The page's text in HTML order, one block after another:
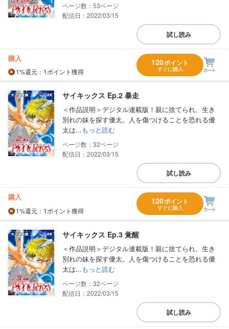
53
配信日：2022/03/15
試し読み
購入
1%還元 ：1ポイント獲得
120ポイント
すぐに購入
サイキックス Ep.2 暴走
＜作品説明＞デジタル連載版！親に捨てられ、生き
別れの妹を探す優太。人を傷つけることを恐れる優
太は...もっと読む
32
配信日：2022/03/15
試し読み
購入
1%還元 ：1ポイント獲得
120ポイント
すぐに購入
サイキックス Ep.3 覚醒
＜作品説明＞デジタル連載版！親に捨てられ、生き
別れの妹を探す優太。人を傷つけることを恐れる優
太は...もっと読む
32
配信日：2022/03/15
試し読み